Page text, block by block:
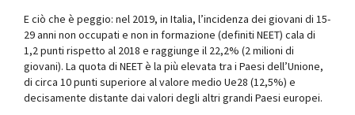
E ciò che è peggio: nel 2019, in Italia, l’incidenza dei giovani di 15-
29 anni non occupati e non in formazione (definiti NEET) cala di
1,2 punti rispetto al 2018 e raggiunge il 22,2% (2 milioni di
giovani). La quota di NEET è la più elevata tra i Paesi dell’Unione,
di circa 10 punti superiore al valore medio Ue28 (12,5%) e
decisamente distante dai valori degli altri grandi Paesi europei.